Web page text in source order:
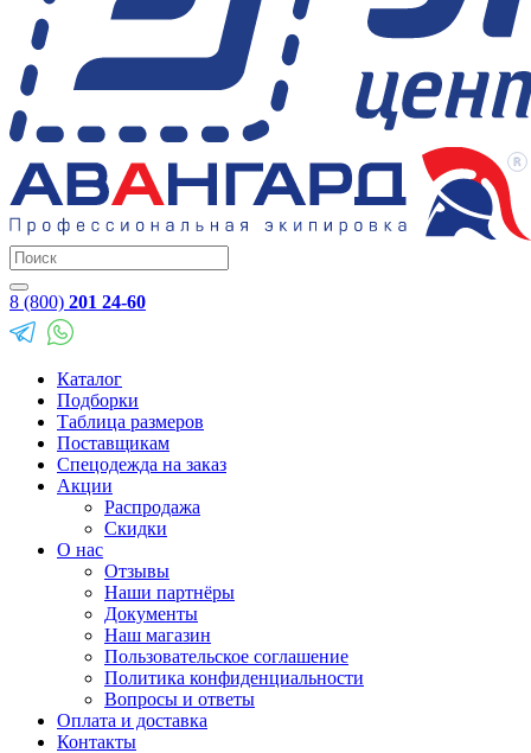
8 (800) 201 24-60
Каталог
Подборки
Таблица размеров
Поставщикам
Спецодежда на заказ
Акции
Распродажа
Скидки
О нас
Отзывы
Наши партнёры
Документы
Наш магазин
Пользовательское соглашение
Политика конфиденциальности
Вопросы и ответы
Оплата и доставка
Контакты